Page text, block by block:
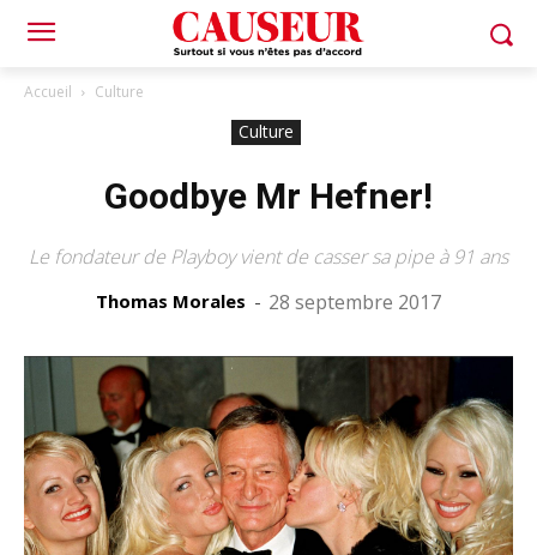
Accueil Culture
Culture
Goodbye Mr Hefner!
Le fondateur de Playboy vient de casser sa pipe à 91 ans
Thomas Morales - 28 septembre 2017